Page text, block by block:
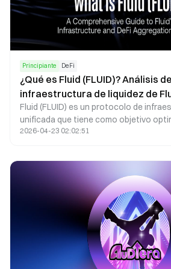
Principiante DeFi
¿Qué es Fluid (FLUID)? Análisis
infraestructura de liquidez de
mecanismo de agregación DeFi
Fluid (FLUID) es un protocolo de
unificada que tiene como objetivo
capital en DeFi, integrando trading
eficiencia de DeFi. Fluid resuelve este
implementación de un modelo de
2026-04-23 02:02:51